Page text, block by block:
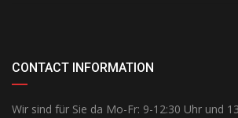
CONTACT INFORMATION
Wir sind für Sie da Mo-Fr: 9-12:30 Uhr und